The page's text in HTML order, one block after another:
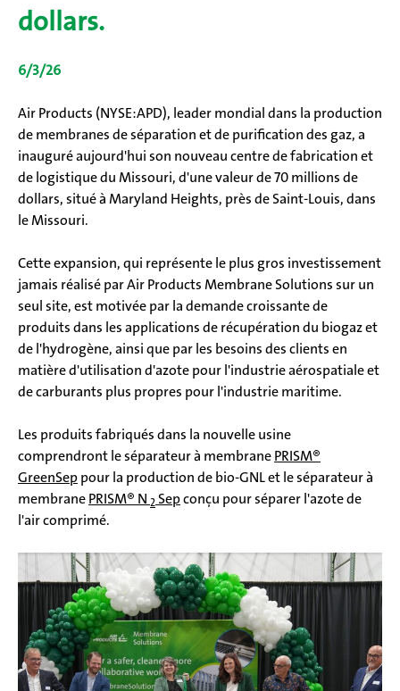
dollars.
6/3/26
Air Products (NYSE:APD), leader mondial dans la production
de membranes de séparation et de purification des gaz, a
inauguré aujourd'hui son nouveau centre de fabrication et
de logistique du Missouri, d'une valeur de 70 millions de
dollars, situé à Maryland Heights, près de Saint-Louis, dans
le Missouri.
Cette expansion, qui représente le plus gros investissement
jamais réalisé par Air Products Membrane Solutions sur un
seul site, est motivée par la demande croissante de
produits dans les applications de récupération du biogaz et
de l'hydrogène, ainsi que par les besoins des clients en
matière d'utilisation d'azote pour l'industrie aérospatiale et
de carburants plus propres pour l'industrie maritime.
Les produits fabriqués dans la nouvelle usine
comprendront le séparateur à membranePRISM®
GreenSeppour la production de bio-GNL et le séparateur à
membranePRISM® N 2Sepconçu pour séparer l'azote de
l'air comprimé.